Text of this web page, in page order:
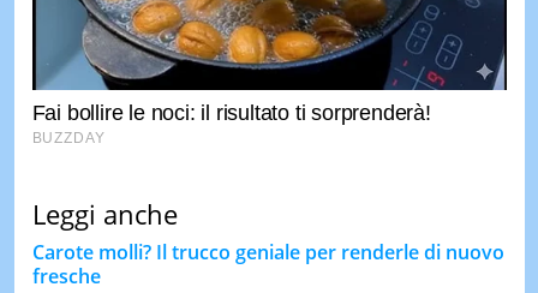
Leggi anche
Carote molli? Il trucco geniale per renderle di nuovo
fresche